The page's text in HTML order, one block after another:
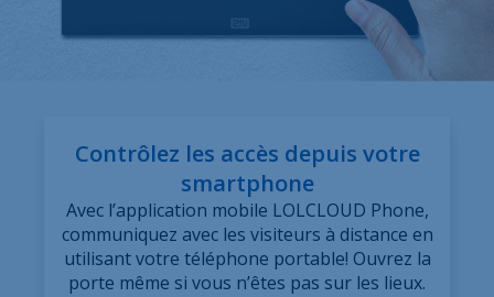
Contrôlez les accès depuis votre
smartphone
Avec l’application mobile LOLCLOUD Phone,
communiquez avec les visiteurs à distance en
utilisant votre téléphone portable! Ouvrez la
porte même si vous n’êtes pas sur les lieux.